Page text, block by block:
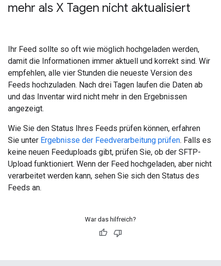
mehr als X Tagen nicht aktualisiert
Ihr Feed sollte so oft wie möglich hochgeladen werden,
damit die Informationen immer aktuell und korrekt sind. Wir
empfehlen, alle vier Stunden die neueste Version des
Feeds hochzuladen. Nach drei Tagen laufen die Daten ab
und das Inventar wird nicht mehr in den Ergebnissen
angezeigt.
Wie Sie den Status Ihres Feeds prüfen können, erfahren
Sie unter Ergebnisse der Feedverarbeitung prüfen. Falls es
keine neuen Feeduploads gibt, prüfen Sie, ob der SFTP-
Upload funktioniert. Wenn der Feed hochgeladen, aber nicht
verarbeitet werden kann, sehen Sie sich den Status des
Feeds an.
War das hilfreich?